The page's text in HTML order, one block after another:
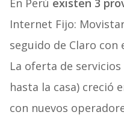
En Perú existen 3
Internet Fijo:
seguido de Claro con
La oferta de
hasta la casa) creció
con nuevos